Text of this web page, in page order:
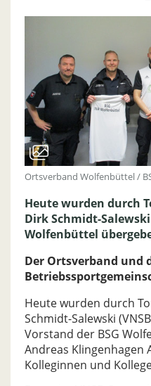
Ortsverband Wolfenbüttel /
Heute wurden durch
Dirk Schmidt-Salewski
Wolfenbüttel
Der Ortsverband und
Heute wurden durch
Schmidt-Salewski
Vorstand der BSG
Andreas
Kolleginnen und